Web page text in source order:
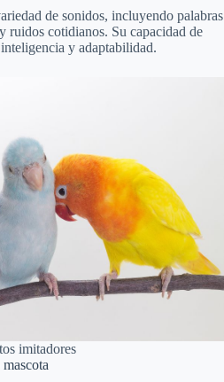
de sonidos, incluyendo palabras
ruidos cotidianos. Su capacidad de
y adaptabilidad.
imitadores